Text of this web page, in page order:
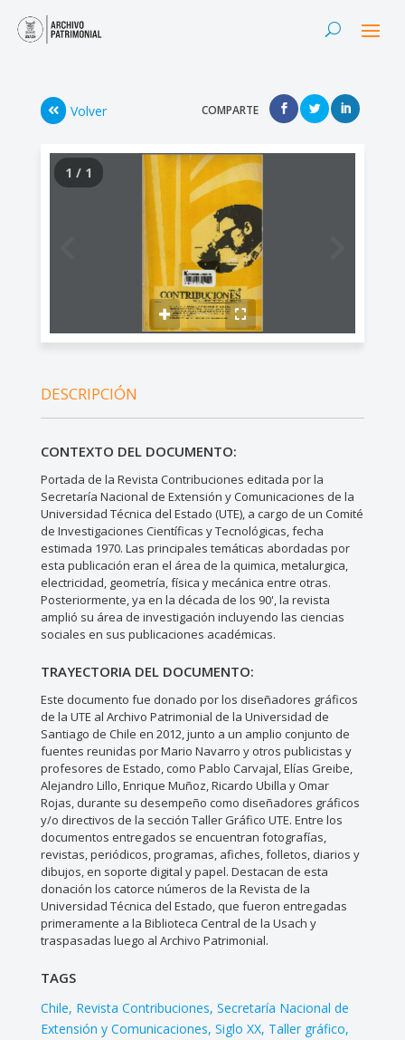
Volver COMPARTE
1 / 1
DESCRIPCIÓN
CONTEXTO DEL DOCUMENTO:
Portada de la Revista Contribuciones editada por la
Secretaría Nacional de Extensión y Comunicaciones de la
Universidad Técnica del Estado (UTE), a cargo de un Comité
de Investigaciones Científicas y Tecnológicas, fecha
estimada 1970. Las principales temáticas abordadas por
esta publicación eran el área de la quimica, metalurgica,
electricidad, geometría, física y mecánica entre otras.
Posteriormente, ya en la década de los 90', la revista
amplió su área de investigación incluyendo las ciencias
sociales en sus publicaciones académicas.
TRAYECTORIA DEL DOCUMENTO:
Este documento fue donado por los diseñadores gráficos
de la UTE al Archivo Patrimonial de la Universidad de
Santiago de Chile en 2012, junto a un amplio conjunto de
fuentes reunidas por Mario Navarro y otros publicistas y
profesores de Estado, como Pablo Carvajal, Elías Greibe,
Alejandro Lillo, Enrique Muñoz, Ricardo Ubilla y Omar
Rojas, durante su desempeño como diseñadores gráficos
y/o directivos de la sección Taller Gráfico UTE. Entre los
documentos entregados se encuentran fotografías,
revistas, periódicos, programas, afiches, folletos, diarios y
dibujos, en soporte digital y papel. Destacan de esta
donación los catorce números de la Revista de la
Universidad Técnica del Estado, que fueron entregadas
primeramente a la Biblioteca Central de la Usach y
traspasadas luego al Archivo Patrimonial.
TAGS
Chile Revista Contribuciones Secretaría Nacional de
Extensión y Comunicaciones Siglo XX Taller gráfico